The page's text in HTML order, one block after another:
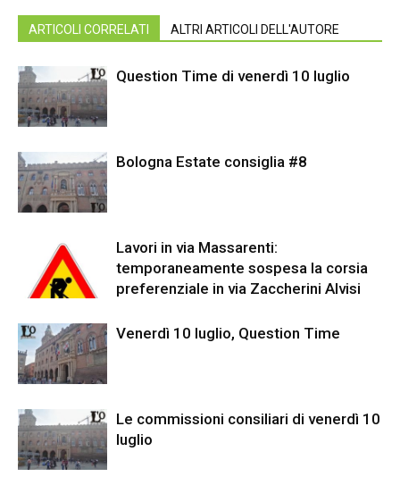
ARTICOLI CORRELATI ALTRI ARTICOLI DELL'AUTORE
Question Time di venerdì 10 luglio
Bologna Estate consiglia #8
Lavori in via Massarenti:
temporaneamente sospesa la corsia
preferenziale in via Zaccherini Alvisi
Venerdì 10 luglio, Question Time
Le commissioni consiliari di venerdì 10
luglio